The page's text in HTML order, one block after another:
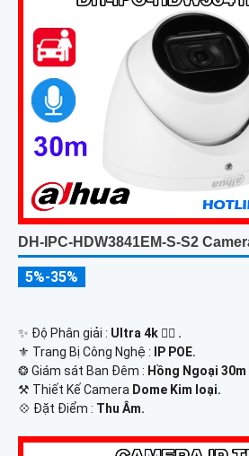
DH-IPC-HDW3841EM-S-S2
5%-35%
✨ Độ Phân giải : Ultra 4k 👍🏾 .
⚜️ Trang Bị Công Nghệ :
IP POE.
❂ Giám sát Ban Đêm : Hồng Ngoại
⚒ Thiết Kế Camera Dome Kim loại.
️💠 Đặt Điểm : Thu Âm.